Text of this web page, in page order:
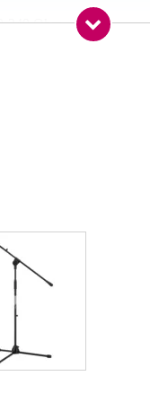
349 Ohm
gr
x 7,5 x 6,0 cm